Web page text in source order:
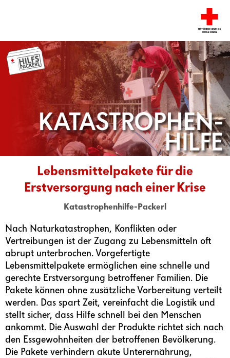
Lebensmittelpakete für die
Erstversorgung nach einer Krise
Katastrophenhilfe-Packerl
Nach Naturkatastrophen, Konflikten oder
Vertreibungen ist der Zugang zu Lebensmitteln oft
abrupt unterbrochen. Vorgefertigte
Lebensmittelpakete ermöglichen eine schnelle und
gerechte Erstversorgung betroffener Familien. Die
Pakete können ohne zusätzliche Vorbereitung verteilt
werden. Das spart Zeit, vereinfacht die Logistik und
stellt sicher, dass Hilfe schnell bei den Menschen
ankommt. Die Auswahl der Produkte richtet sich nach
den Essgewohnheiten der betroffenen Bevölkerung.
Die Pakete verhindern akute Unterernährung,